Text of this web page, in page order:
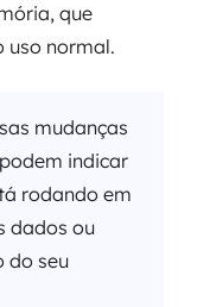
que
uso normal.
mudanças
indicar
rodando em
dados ou
do seu